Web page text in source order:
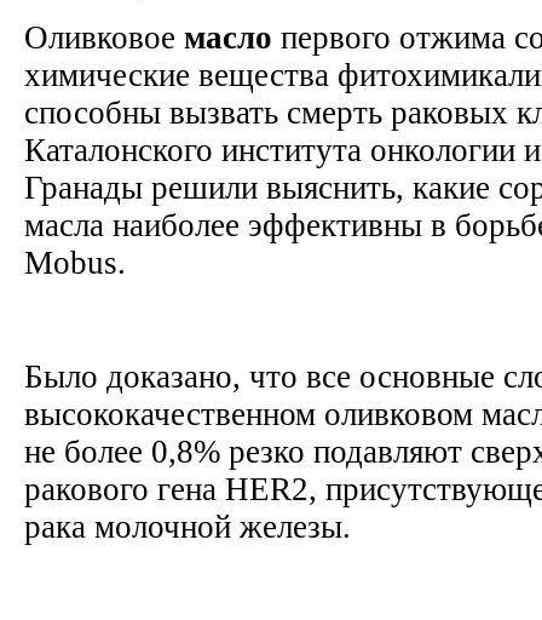
Оливковое масло первого отжима
химические вещества
способны вызвать смерть раковых
Каталонского института онкологии
Гранады решили выяснить, какие
масла наиболее эффективны в
Mobus.
Было доказано, что все основные
высококачественном оливковом
не более 0,8% резко подавляют
ракового гена HER2,
рака молочной железы.